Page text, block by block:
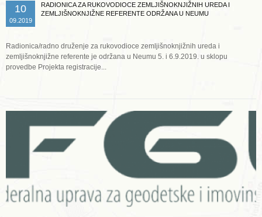
10
09.2019
RADIONICA ZA RUKOVODIOCE ZEMLJIŠNOKNJIŽNIH UREDA I
ZEMLJIŠNOKNJIŽNE REFERENTE ODRŽANA U NEUMU
Radionica/radno druženje za rukovodioce zemljišnoknjižnih ureda i
zemljišnoknjižne referente je održana u Neumu 5. i 6.9.2019. u sklopu
provedbe Projekta registracije...